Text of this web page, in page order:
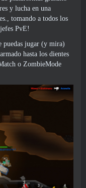
y lucha en una
tomando a todos los
PvE!
puedas jugar (y mira)
hasta los dientes
o ZombieMode